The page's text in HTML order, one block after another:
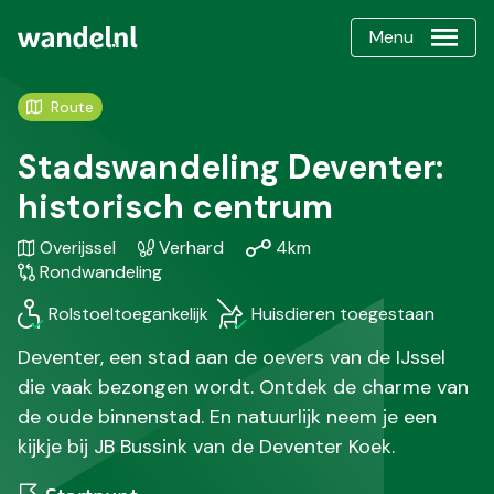
Menu
Route
Stadswandeling Deventer:
historisch centrum
Gebied
/
Regio
Overijssel Karakteristiek
Verhard Afstand
4km
Rondwandeling
Rolstoeltoegankelijk
Huisdieren toegestaan
Deventer, een stad aan de oevers van de IJssel
die vaak bezongen wordt. Ontdek de charme van
de oude binnenstad. En natuurlijk neem je een
kijkje bij JB Bussink van de Deventer Koek.